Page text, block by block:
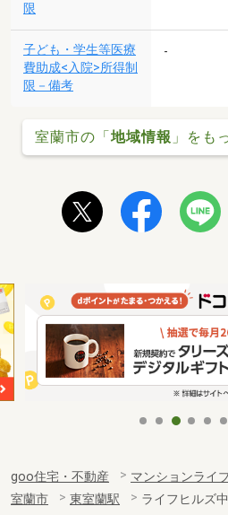
限
子ども・学生等医療
費助成<入院>所得制
限－備考
-
室蘭市の「地域情報 」をも
goo住宅・不動産 マンションライ
室蘭市
東室蘭駅 ライフヒルズ